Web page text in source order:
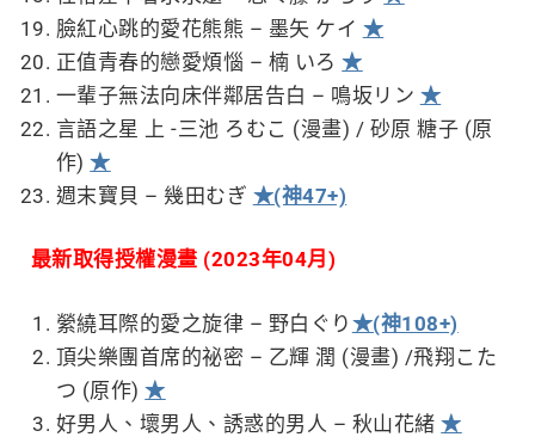
臉紅心跳的愛花熊熊 – 墨矢 ケイ ★
正值青春的戀愛煩惱 – 楠 いろ★
一輩子無法向床伴鄰居告白 – 鳴坂リン ★
言語之星 上 -三池 ろむこ (漫畫) / 砂原 糖子 (原
作)★
週末寶貝 – 幾田むぎ ★(神47+)
最新取得授權漫畫 (2023年04月)
縈繞耳際的愛之旋律 – 野白ぐり ★(神108+)
頂尖樂團首席的祕密 – 乙輝 潤 (漫畫) /飛翔こた
つ (原作)★
好男人、壞男人、誘惑的男人 – 秋山花緒★